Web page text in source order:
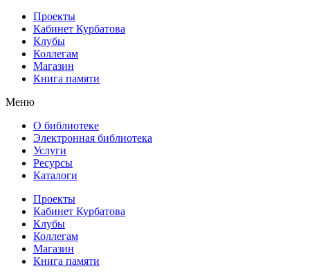
Проекты
Кабинет Курбатова
Клубы
Коллегам
Магазин
Книга памяти
Меню
О библиотеке
Электронная библиотека
Услуги
Ресурсы
Каталоги
Проекты
Кабинет Курбатова
Клубы
Коллегам
Магазин
Книга памяти